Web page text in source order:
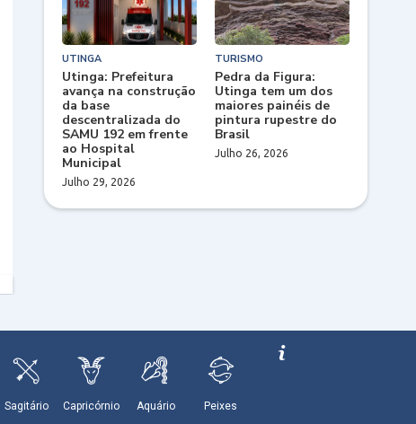
UTINGA
Utinga: Prefeitura
avança na construção
da base
descentralizada do
SAMU 192 em frente
ao Hospital
Municipal
Julho 29, 2026
TURISMO
Pedra da Figura:
Utinga tem um dos
maiores painéis de
pintura rupestre do
Brasil
Julho 26, 2026